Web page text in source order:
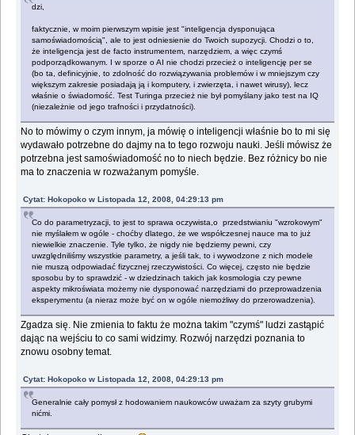
dzi,
faktycznie, w moim pierwszym wpisie jest "inteligencja dysponująca
samoświadomością", ale to jest odniesienie do Twoich supozycji. Chodzi o to,
że inteligencja jest de facto instrumentem, narzędziem, a więc czymś
podporządkowanym. I w sporze o AI nie chodzi przecież o inteligencję per se
(bo ta, definicyjnie, to zdolność do rozwiązywania problemów i w mniejszym czy
większym zakresie posiadają ją i komputery, i zwierzęta, i nawet wirusy), lecz
właśnie o świadomość. Test Turinga przecież nie był pomyślany jako test na IQ
(niezależnie od jego trafności i przydatności).
No to mówimy o czym innym, ja mówię o inteligencji właśnie bo to mi się
wydawało potrzebne do dajmy na to tego rozwoju nauki. Jeśli mówisz że
potrzebna jest samoświadomość no to niech będzie. Bez różnicy bo nie
ma to znaczenia w rozważanym pomyśle.
Cytat: Hokopoko w Listopada 12, 2008, 04:29:13 pm
Co do parametryzacji, to jest to sprawa oczywista,o przedstwianiu "wzrokowym"
nie myślałem w ogóle - choćby dlatego, że we współczesnej nauce ma to już
niewielkie znaczenie. Tyle tylko, że nigdy nie będziemy pewni, czy
uwzględniliśmy wszystkie parametry, a jeśli tak, to i wywodzone z nich modele
nie muszą odpowiadać fizycznej rzeczywistości. Co więcej, często nie będzie
sposobu by to sprawdzić - w dziedzinach takich jak kosmologia czy pewne
aspekty mikroświata możemy nie dysponować narzędziami do przeprowadzenia
eksperymentu (a nieraz może być on w ogóle niemożliwy do przerowadzenia).
Zgadza się. Nie zmienia to faktu że można takim "czymś" ludzi zastąpić
dając na wejściu to co sami widzimy. Rozwój narzędzi poznania to
znowu osobny temat.
Cytat: Hokopoko w Listopada 12, 2008, 04:29:13 pm
Generalnie cały pomysł z hodowaniem naukowców uważam za szyty grubymi
nićmi.